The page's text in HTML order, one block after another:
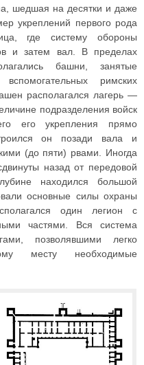
шедшая на десятки и даже
укреплений первого рода
где систему обороны
и затем вал. В пределах
башни, занятые
римских
располагался лагерь —
подразделения войск
его укрепления прямо
он позади вала и
(до пяти) рвами. Иногда
назад от передовой
находился большой
основные силы охраны
один легион с
частями. Вся система
позволявшими легко
месту необходимые